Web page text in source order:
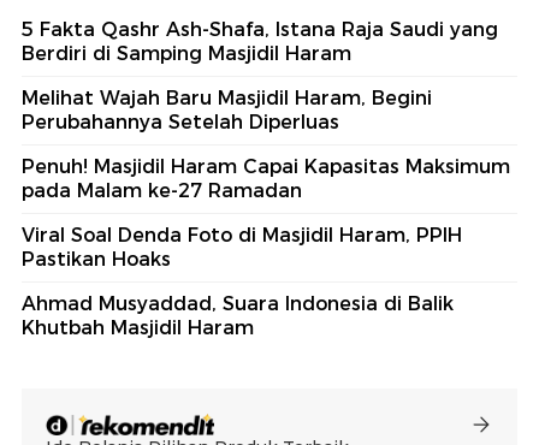
5 Fakta Qashr Ash-Shafa, Istana Raja Saudi yang
Berdiri di Samping Masjidil Haram
Melihat Wajah Baru Masjidil Haram, Begini
Perubahannya Setelah Diperluas
Penuh! Masjidil Haram Capai Kapasitas Maksimum
pada Malam ke-27 Ramadan
Viral Soal Denda Foto di Masjidil Haram, PPIH
Pastikan Hoaks
Ahmad Musyaddad, Suara Indonesia di Balik
Khutbah Masjidil Haram